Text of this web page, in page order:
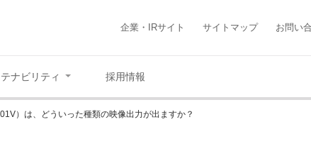
企業・IRサイト サイトマップ お問い
ナビリティ 採用情報
）は、どういった種類の映像出力が出ますか？